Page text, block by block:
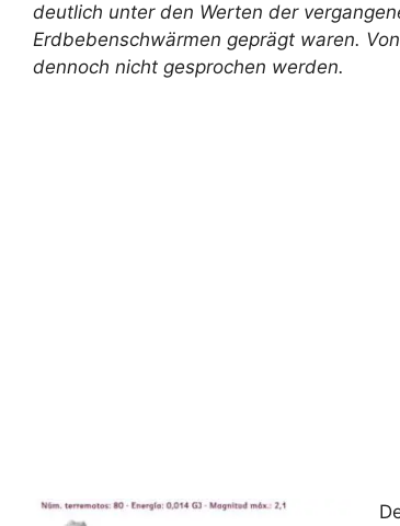
deutlich unter den Werten der
Erdbebenschwärmen geprägt waren.
dennoch nicht gesprochen werden.